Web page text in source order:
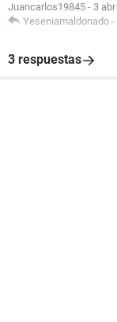
Juancarlos19845 - 3
Yeseniamaldonado -
3 respuestas